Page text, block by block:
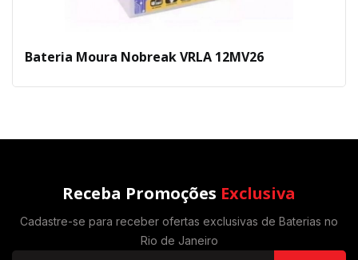
Bateria Moura Nobreak VRLA 12MV26
Receba Promoções Exclusiva
Cadastre-se para receber ofertas exclusivas de Baterias no
Rio de Janeiro